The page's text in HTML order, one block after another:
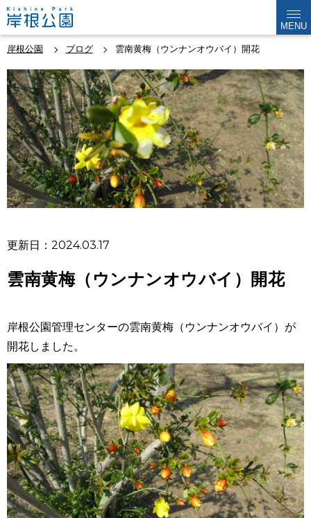
MENU
岸根公園 ブログ 雲南黄梅（ウンナンオウバイ）開花
更新日：2024.03.17
雲南黄梅（ウンナンオウバイ）開花
岸根公園管理センターの雲南黄梅（ウンナンオウバイ）が
開花しました。